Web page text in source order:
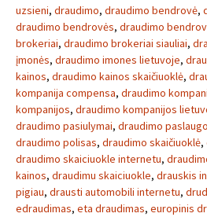
uzsieni, draudimo, draudimo bendrovė,
draudimo bendrovės, draudimo
brokeriai, draudimo brokeriai siauliai,
įmonės, draudimo imones lietuvoje,
kainos, draudimo kainos skaičiuoklė,
kompanija compensa, draudimo
kompanijos, draudimo kompanijos
draudimo pasiulymai, draudimo
draudimo polisas, draudimo skaičiuoklė,
draudimo skaiciuokle internetu,
kainos, draudimu skaiciuokle, drauskis
pigiau, drausti automobili internetu,
edraudimas, eta draudimas, europinis